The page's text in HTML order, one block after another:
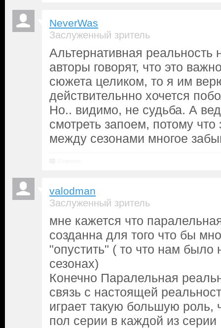
NeverWas
Заслуженный зритель
Альтернативная реальность
авторы говорят, что это
сюжета целиком, то я им
действительнно хочется
Но.. видимо, не судьба. А
смотреть запоем, потому
между сезонами многое
valodman
Заслуженный зритель
мне кажется что
созданна для того что бы
"опустить" ( то что нам было
сезонах)
Конечно Паралельная
связь с настоящей
играет такую большую роль,
пол серии в каждой из серии